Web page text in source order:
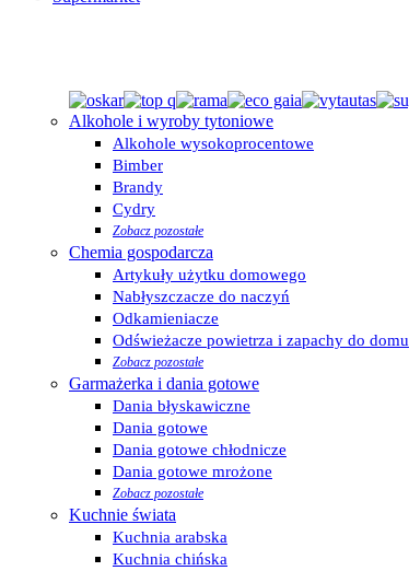
Alkohole i wyroby tytoniowe
Alkohole wysokoprocentowe
Bimber
Brandy
Cydry
Zobacz pozostałe
Chemia gospodarcza
Artykuły użytku domowego
Nabłyszczacze do naczyń
Odkamieniacze
Odświeżacze powietrza i zapachy do domu
Zobacz pozostałe
Garmażerka i dania gotowe
Dania błyskawiczne
Dania gotowe
Dania gotowe chłodnicze
Dania gotowe mrożone
Zobacz pozostałe
Kuchnie świata
Kuchnia arabska
Kuchnia chińska